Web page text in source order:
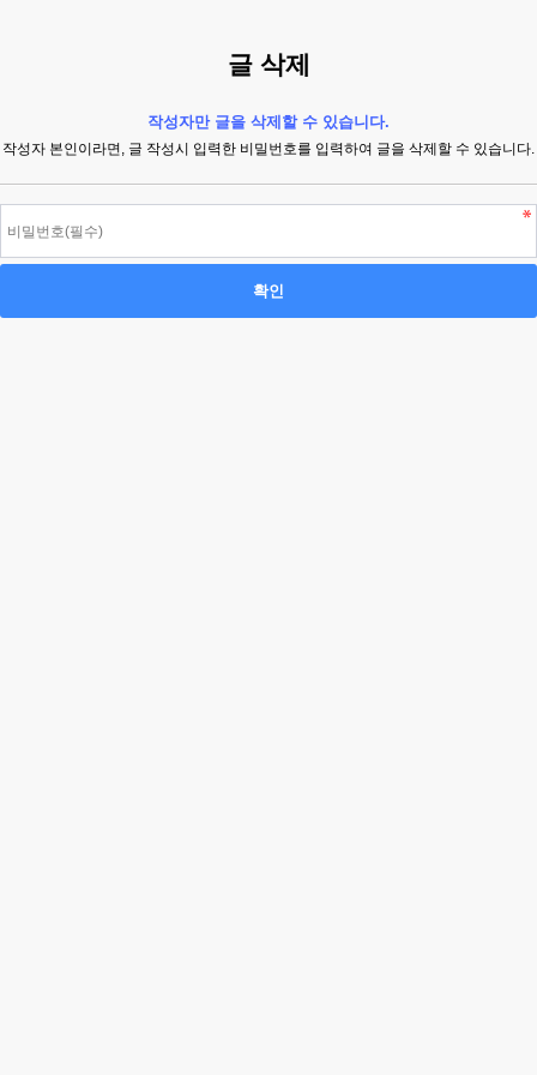
글 삭제
작성자만 글을 삭제할 수 있습니다.
작성자 본인이라면, 글 작성시 입력한 비밀번호를 입력하여 글을 삭제할 수 있습니다.